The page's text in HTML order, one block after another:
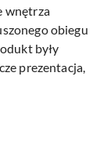
wnętrza
obiegu
były
prezentacja,